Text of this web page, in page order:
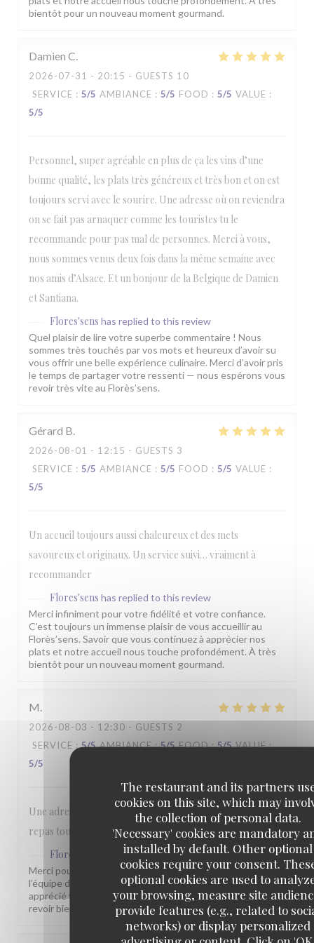
The restaurant and its partners
cookies on this site, which may
the collection of personal data.
'Necessary' cookies are mandatory
installed by default. Other optional
cookies require your consent.
optional cookies are used to
your browsing, measure site
provide features (e.g., related to
networks) or display personalized
bientôt pour un nouveau moment gourmand.
Damien C
2026-07-31 - 20:15 - GUESTS 10
SERVICE : 5/5 AMBIANCE : 5/5 FOOD : 5/5 VALUE :
5/5
Personnel, super agréable en plus de ça les vins d’une
bonne qualité, les plats très généreux et très bon et on est
toujours servi avec le sourire. Une adresse où on reviendra
on se fait pas arnaquer comme les touristes tu le
recommande pour pas mal de personnes. Merci à vous,
nous sommes venus deux fois dans la même semaine avec
nos amis d’Alsace. Et un bonjour de la Belgique de Damien
et Santiana.
Flores'sens has replied to this review
Quel plaisir de lire votre superbe commentaire ! Nous
sommes très touchés par vos mots et heureux d’avoir su
vous offrir une belle expérience culinaire. Merci d’avoir pris
le temps de partager votre ressenti — nous espérons vous
revoir très vite au Florès’sens.
Gérard B
2026-08-01 - 12:15 - GUESTS 3
SERVICE : 5/5 AMBIANCE : 5/5 FOOD : 5/5 VALUE :
5/5
Un accueil toujours aussi chaleureux et des mets
savoureux et originaux. Un service suivi… vraiment à
recommander
Flores'sens has replied to this review
Merci infiniment pour votre fidélité et votre confiance.
C’est toujours un immense plaisir de vous accueillir au
Florès’sens. Savoir que vous continuez à apprécier nos
plats et notre accueil nous touche profondément. À très
bientôt pour un nouveau moment gourmand.
M
2026-08-03 - 12:30 - GUESTS 2
SERVICE : 5/5 AMBIANCE: 5/5 FOOD: 5/5 VALUE:
5/5
Une adresse incontournable, de l'accueil a l'intégralité du
repas tout est parfait.
Flores'sens
has replied to this review
Merci pour votre commentaire sympathique. Toute
l’équipe du Florès’sens est heureuse que vous ayez
apprécié votre passage chez nous. Nous espérons vous
revoir bientôt pour vous faire découvrir d’autres saveurs.